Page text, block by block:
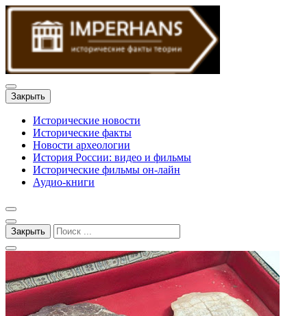
Закрыть
Исторические новости
Исторические факты
Новости археологии
История России: видео и фильмы
Исторические фильмы он-лайн
Аудио-книги
Закрыть